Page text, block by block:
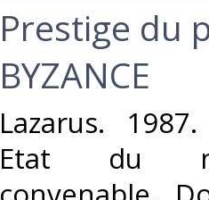
‎Prestige du
BYZANCE‎
‎Lazarus.
Etat du